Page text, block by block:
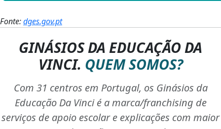
Fonte:dges.gov.pt
GINÁSIOS DA EDUCAÇÃO DA
VINCI. QUEM SOMOS?
Com 31 centros em Portugal, os Ginásios da
Educação Da Vinci é a marca/franchising de
serviços de apoio escolar e explicações com maior